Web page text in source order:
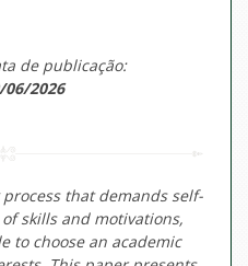
de publicação:
06/2026
that demands self-
skills and motivations,
to choose an academic